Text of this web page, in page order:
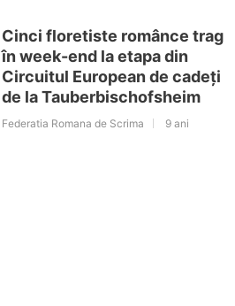
Cinci floretiste românce trag
în week-end la etapa din
Circuitul European de cadeți
de la Tauberbischofsheim
Federatia Romana de Scrima 9 ani